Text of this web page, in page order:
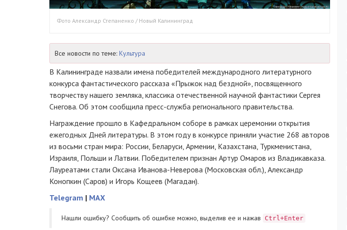
Фото Александр Степаненко / Новый Калининград
Все новости по теме: Культура
В Калининграде назвали имена победителей международного литературного
конкурса фантастического рассказа «Прыжок над бездной», посвященного
творчеству нашего земляка, классика отечественной научной фантастики Сергея
Снегова. Об этом сообщила пресс-служба регионального правительства.
Награждение прошло в Кафедральном соборе в рамках церемонии открытия
ежегодных Дней литературы. В этом году в конкурсе приняли участие 268 авторов
из восьми стран мира: России, Беларуси, Армении, Казахстана, Туркменистана,
Израиля, Польши и Латвии. Победителем признан Артур Омаров из Владикавказа.
Лауреатами стали Оксана Иванова-Неверова (Московская обл.), Александр
Конопкин (Саров) и Игорь Кощеев (Магадан).
Telegram | MAX
Нашли ошибку? Cообщить об ошибке можно, выделив ее и нажав Ctrl+Enter